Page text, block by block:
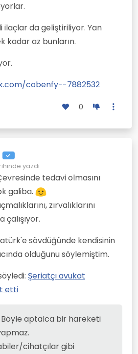
ilaçlar da geliştiriliyor. Yan
kadar az bunların.
cobenfy--7882532
0
yazdı
tedavi olmasını
galiba.
zırvalıklarını
sövdüğünde kendisinin
olduğunu söylemiştim.
Şeriatçı avukat
etti
Böyle aptalca bir hareketi
cihatçılar gibi